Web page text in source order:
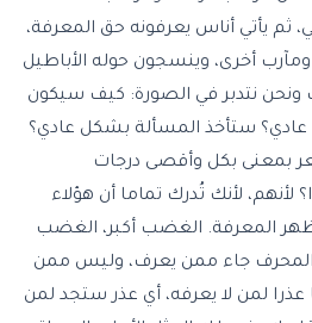
ثم يأتي أناس يعرفونه حق المعرفة،
أخرى، وينسجون حوله الأباطيل
ونحن نتدبر في الصورة: كيف سيكون
ستأخذ المسألة بشكل عادي؟
بمعنى بكل وأقصى درجات
لأنك تُدرك تماما أن هؤلاء
المعرفة. الغضب أكبر، الغضب
المحرف جاء ممن يعرف، وليس ممن
عذرا لمن لا يعرفه، أي عذر ستجد لمن